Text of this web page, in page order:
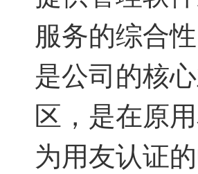
服务的综合
是公司的核
区，是在原
为用友认证